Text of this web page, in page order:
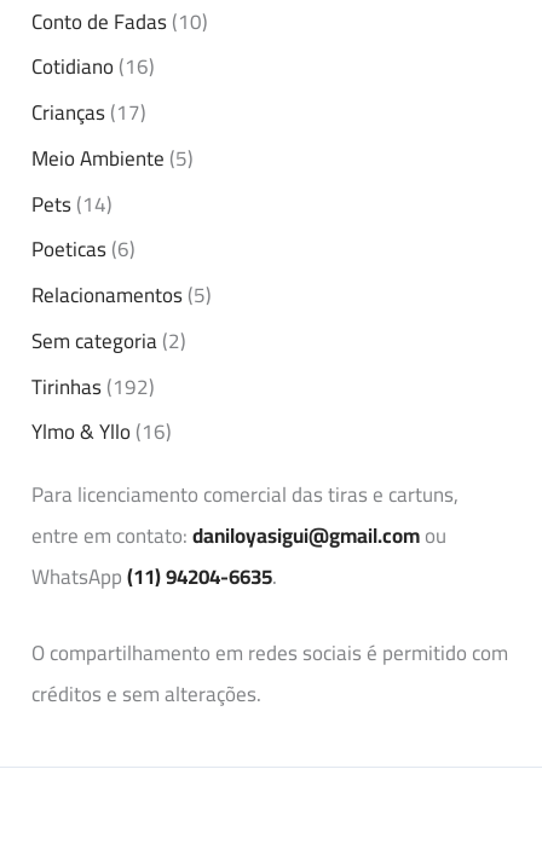
Conto de Fadas(10)
Cotidiano(16)
Crianças(17)
Meio Ambiente(5)
Pets(14)
Poeticas(6)
Relacionamentos(5)
Sem categoria(2)
Tirinhas(192)
Ylmo & Yllo(16)
Para licenciamento comercial das tiras e cartuns,
entre em contato:daniloyasigui@gmail.comou
WhatsApp(11) 94204-6635.
O compartilhamento em redes sociais é permitido com
créditos e sem alterações.